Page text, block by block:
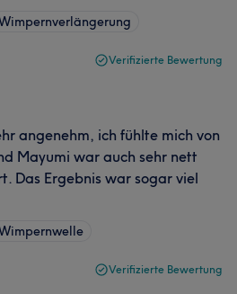
Verifizierte Bewertung
angenehm, ich fühlte mich von
Mayumi war auch sehr nett
Das Ergebnis war sogar viel
Verifizierte Bewertung